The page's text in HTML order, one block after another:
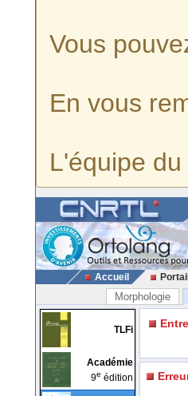
Vous
En vous
L'équipe
Accueil
Morphologie
TLFi
Académie
9e édition